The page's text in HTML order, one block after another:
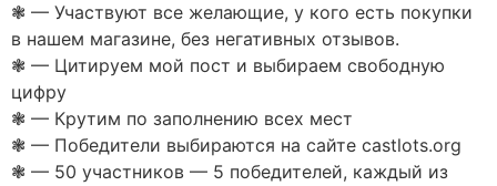
❃ — Участвуют все желающие, у кого есть покупки
в нашем магазине, без негативных отзывов.
❃ — Цитируем мой пост и выбираем свободную
цифру
❃ — Крутим по заполнению всех мест
❃ — Победители выбираются на сайте castlots.org
❃ — 50 участников — 5 победителей, каждый из